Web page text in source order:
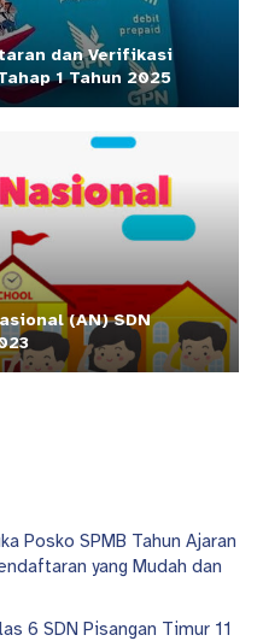
dan Verifikasi
1 Tahun 2025
(AN) SDN
Posko SPMB Tahun Ajaran
yang Mudah dan
6 SDN Pisangan Timur 11